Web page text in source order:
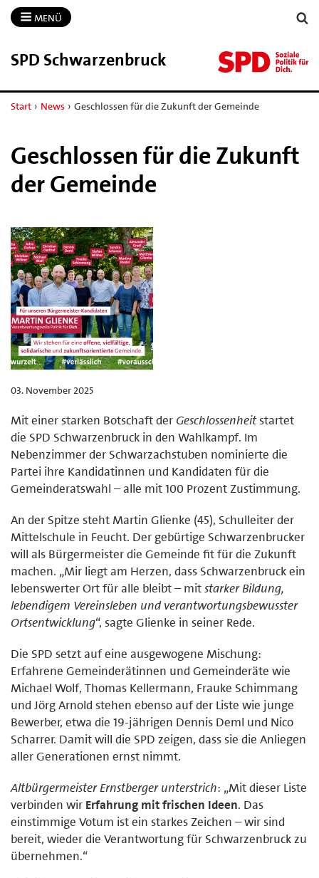
MENÜ
SPD Schwarzenbruck
Start › News › Geschlossen für die Zukunft der Gemeinde
Geschlossen für die Zukunft
der Gemeinde
03. November 2025
Mit einer starken Botschaft der Geschlossenheitstartet
die SPD Schwarzenbruck in den Wahlkampf. Im
Nebenzimmer der Schwarzachstuben nominierte die
Partei ihre Kandidatinnen und Kandidaten für die
Gemeinderatswahl – alle mit 100 Prozent Zustimmung.
An der Spitze steht Martin Glienke (45), Schulleiter der
Mittelschule in Feucht. Der gebürtige Schwarzenbrucker
will als Bürgermeister die Gemeinde fit für die Zukunft
machen. „Mir liegt am Herzen, dass Schwarzenbruck ein
lebenswerter Ort für alle bleibt – mitstarker Bildung,
lebendigem Vereinsleben und verantwortungsbewusster
Ortsentwicklung“, sagte Glienke in seiner Rede.
Die SPD setzt auf eine ausgewogene Mischung:
Erfahrene Gemeinderätinnen und Gemeinderäte wie
Michael Wolf, Thomas Kellermann, Frauke Schimmang
und Jörg Arnold stehen ebenso auf der Liste wie junge
Bewerber, etwa die 19-jährigen Dennis Deml und Nico
Scharrer. Damit will die SPD zeigen, dass sie die Anliegen
aller Generationen ernst nimmt.
Altbürgermeister Ernstberger unterstrich: „Mit dieser Liste
verbinden wir Erfahrung mit frischen Ideen. Das
einstimmige Votum ist ein starkes Zeichen – wir sind
bereit, wieder die Verantwortung für Schwarzenbruck zu
übernehmen.“